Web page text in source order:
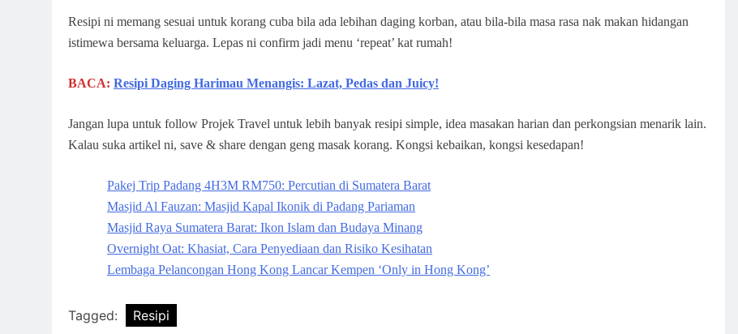
Resipi ni memang sesuai untuk korang cuba bila ada lebihan daging korban, atau bila-bila masa rasa nak makan hidangan
istimewa bersama keluarga. Lepas ni confirm jadi menu ‘repeat’ kat rumah!
BACA: Resipi Daging Harimau Menangis: Lazat, Pedas dan Juicy!
Jangan lupa untuk follow Projek Travel untuk lebih banyak resipi simple, idea masakan harian dan perkongsian menarik lain.
Kalau suka artikel ni, save & share dengan geng masak korang. Kongsi kebaikan, kongsi kesedapan!
Pakej Trip Padang 4H3M RM750: Percutian di Sumatera Barat
Masjid Al Fauzan: Masjid Kapal Ikonik di Padang Pariaman
Masjid Raya Sumatera Barat: Ikon Islam dan Budaya Minang
Overnight Oat: Khasiat, Cara Penyediaan dan Risiko Kesihatan
Lembaga Pelancongan Hong Kong Lancar Kempen ‘Only in Hong Kong’
Tagged: Resipi